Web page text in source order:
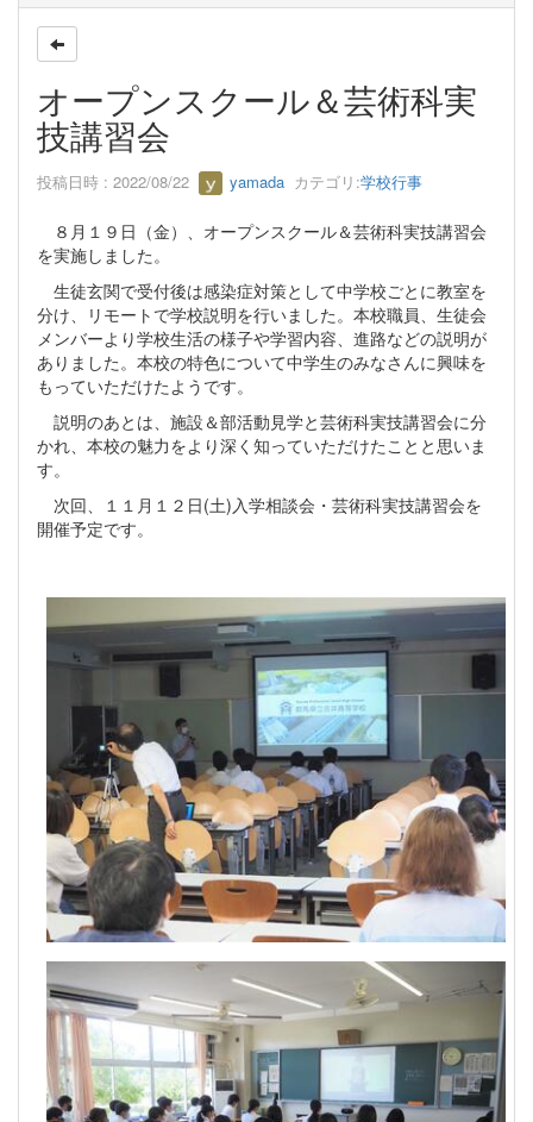
オープンスクール＆芸術科実
技講習会
投稿日時 : 2022/08/22 yamada カテゴリ:学校行事
８月１９日（金）、オープンスクール＆芸術科実技講習会
を実施しました。
生徒玄関で受付後は感染症対策として中学校ごとに教室を
分け、リモートで学校説明を行いました。本校職員、生徒会
メンバーより学校生活の様子や学習内容、進路などの説明が
ありました。本校の特色について中学生のみなさんに興味を
もっていただけたようです。
説明のあとは、施設＆部活動見学と芸術科実技講習会に分
かれ、本校の魅力をより深く知っていただけたことと思いま
す。
次回、１１月１２日(土)入学相談会・芸術科実技講習会を
開催予定です。